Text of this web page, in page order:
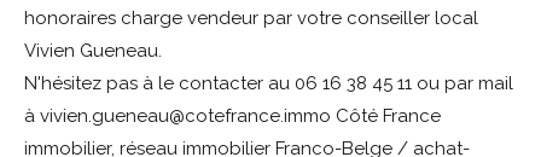
honoraires charge vendeur par votre conseiller local
Vivien Gueneau.
N'hésitez pas à le contacter au 06 16 38 45 11 ou par mail
à vivien.gueneau@cotefrance.immo Côté France
immobilier, réseau immobilier Franco-Belge / achat-